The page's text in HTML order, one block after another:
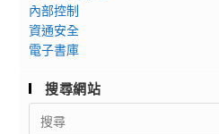
內部控制
資通安全
電子書庫
搜尋網站
Search